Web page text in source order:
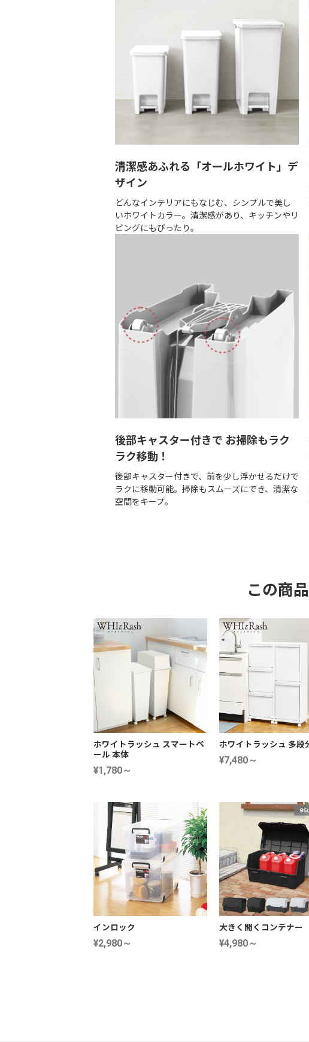
清潔感あふれる「オールホワイト」デ
ザイン
どんなインテリアにもなじむ、シンプルで美し
いホワイトカラー。清潔感があり、キッチンやリ
ビングにもぴったり。
後部キャスター付きで お掃除もラク
ラク移動！
後部キャスター付きで、前を少し浮かせるだけで
ラクに移動可能。掃除もスムーズにでき、清潔な
空間をキープ。
この商
ホワイトラッシュ スマートペ
ール 本体
¥1,780～
ホワイトラッシュ 多段
¥7,480～
インロック
¥2,980～
大きく開くコンテナー
¥4,980～